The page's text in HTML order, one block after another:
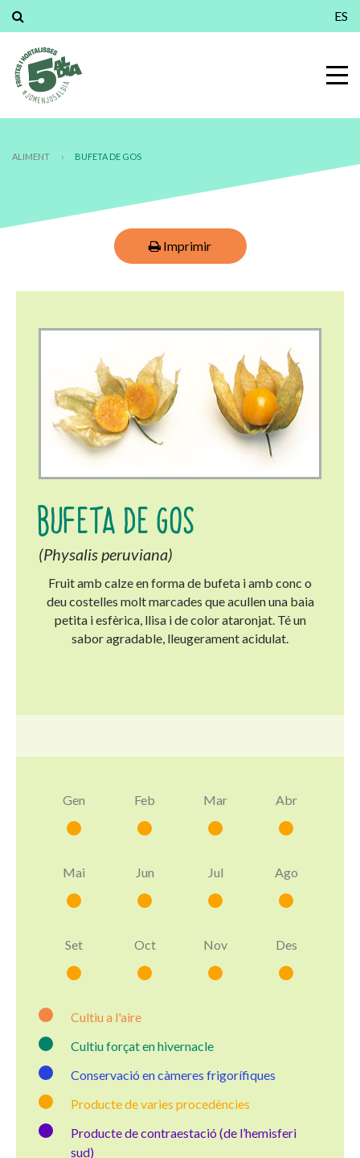
ES
ALIMENT › BUFETA DE GOS
Imprimir
BUFETA DE GOS
(Physalis peruviana)
Fruit amb calze en forma de bufeta i amb conc o
deu costelles molt marcades que acullen una baia
petita i esfèrica, llisa i de color ataronjat. Té un
sabor agradable, lleugerament acidulat.
Gen Feb Mar Abr
Mai Jun Jul Ago
Set Oct Nov Des
Cultiu a l'aire
Cultiu forçat en hivernacle
Conservació en càmeres frigorífiques
Producte de varies procedències
Producte de contraestació (de l’hemisferi
sud)